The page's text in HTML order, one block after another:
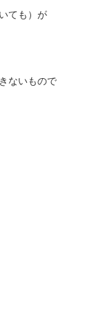
ても）が
ないもので